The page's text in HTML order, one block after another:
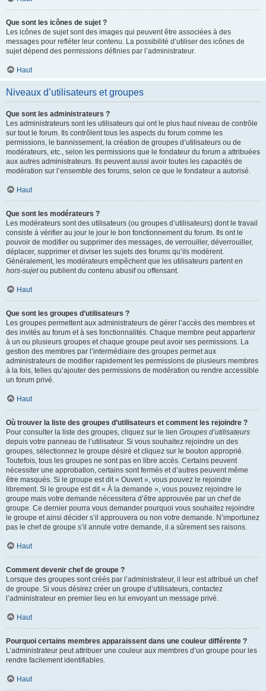
Que sont les icônes de sujet ?
Les icônes de sujet sont des images qui peuvent être associées à des
messages pour refléter leur contenu. La possibilité d’utiliser des icônes de
sujet dépend des permissions définies par l’administrateur.
Haut
Niveaux d’utilisateurs et groupes
Que sont les administrateurs ?
Les administrateurs sont les utilisateurs qui ont le plus haut niveau de contrôle
sur tout le forum. Ils contrôlent tous les aspects du forum comme les
permissions, le bannissement, la création de groupes d’utilisateurs ou de
modérateurs, etc., selon les permissions que le fondateur du forum a attribuées
aux autres administrateurs. Ils peuvent aussi avoir toutes les capacités de
modération sur l’ensemble des forums, selon ce que le fondateur a autorisé.
Haut
Que sont les modérateurs ?
Les modérateurs sont des utilisateurs (ou groupes d’utilisateurs) dont le travail
consiste à vérifier au jour le jour le bon fonctionnement du forum. Ils ont le
pouvoir de modifier ou supprimer des messages, de verrouiller, déverrouiller,
déplacer, supprimer et diviser les sujets des forums qu’ils modèrent.
Généralement, les modérateurs empêchent que les utilisateurs partent en
hors-sujetou publient du contenu abusif ou offensant.
Haut
Que sont les groupes d’utilisateurs ?
Les groupes permettent aux administrateurs de gérer l’accès des membres et
des invités au forum et à ses fonctionnalités. Chaque membre peut appartenir
à un ou plusieurs groupes et chaque groupe peut avoir ses permissions. La
gestion des membres par l’intermédiaire des groupes permet aux
administrateurs de modifier rapidement les permissions de plusieurs membres
à la fois, telles qu’ajouter des permissions de modération ou rendre accessible
un forum privé.
Haut
Où trouver la liste des groupes d’utilisateurs et comment les rejoindre ?
Pour consulter la liste des groupes, cliquez sur le lien Groupes d’utilisateurs
depuis votre panneau de l’utilisateur. Si vous souhaitez rejoindre un des
groupes, sélectionnez le groupe désiré et cliquez sur le bouton approprié.
Toutefois, tous les groupes ne sont pas en libre accès. Certains peuvent
nécessiter une approbation, certains sont fermés et d’autres peuvent même
être masqués. Si le groupe est dit « Ouvert », vous pouvez le rejoindre
librement. Si le groupe est dit « À la demande », vous pouvez rejoindre le
groupe mais votre demande nécessitera d’être approuvée par un chef de
groupe. Ce dernier pourra vous demander pourquoi vous souhaitez rejoindre
le groupe et ainsi décider s’il approuvera ou non votre demande. N’importunez
pas le chef de groupe s’il annule votre demande, il a sûrement ses raisons.
Haut
Comment devenir chef de groupe ?
Lorsque des groupes sont créés par l’administrateur, il leur est attribué un chef
de groupe. Si vous désirez créer un groupe d’utilisateurs, contactez
l’administrateur en premier lieu en lui envoyant un message privé.
Haut
Pourquoi certains membres apparaissent dans une couleur différente ?
L’administrateur peut attribuer une couleur aux membres d’un groupe pour les
rendre facilement identifiables.
Haut